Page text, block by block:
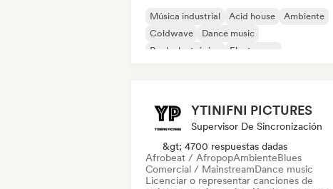
Música industrial Acid house
Ambiente
Coldwave
Dance music
Rock electrónico
Electropop
YTINIFNI PICTURES
Supervisor De Sincronización
&gt; 4700 respuestas dadas
Afrobeat / AfropopAmbienteBlues
Comercial / MainstreamDance music
Licenciar o representar canciones de